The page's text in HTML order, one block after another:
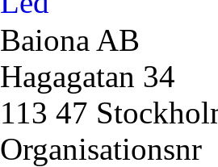
Baiona AB
Hagagatan 34
113 47
Organisationsnr